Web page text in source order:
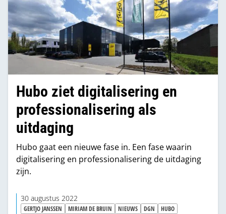
Hubo ziet digitalisering en
professionalisering als
uitdaging
Hubo gaat een nieuwe fase in. Een fase waarin
digitalisering en professionalisering de uitdaging
zijn.
30 augustus 2022
GERTJO JANSSEN MIRIAM DE BRUIN NIEUWS DGN HUBO